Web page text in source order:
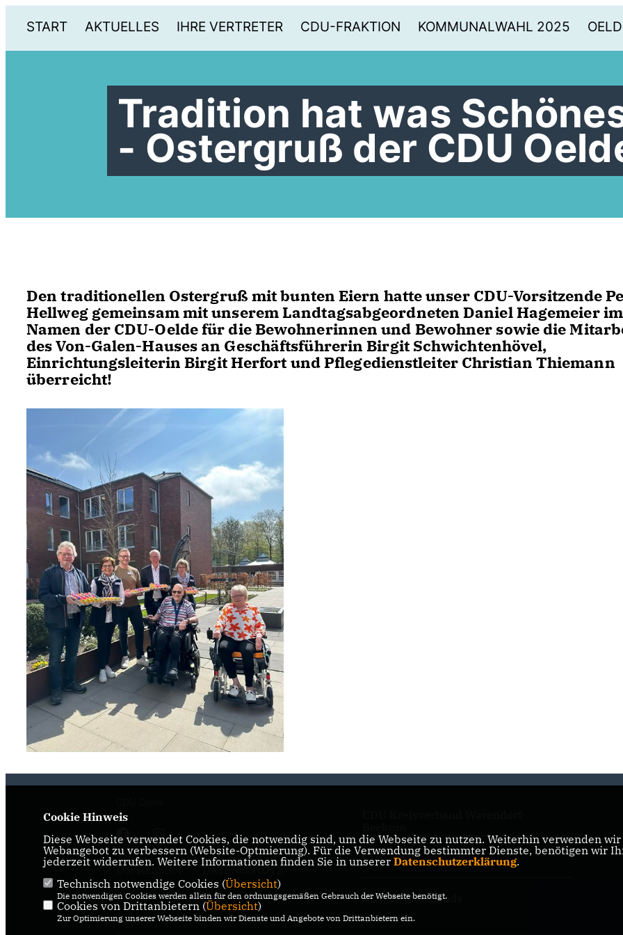
START AKTUELLES IHRE VERTRETER CDU-FRAKTION KOMMUNALWAHL 2025
Tradition hat was
- Ostergruß der CDU
Den traditionellen Ostergruß mit bunten Eiern hatte unser CDU-Vorsitzende
Hellweg gemeinsam mit unserem Landtagsabgeordneten Daniel Hagemeier im
Namen der CDU-Oelde für die Bewohnerinnen und Bewohner sowie die
des Von-Galen-Hauses an Geschäftsführerin Birgit Schwichtenhövel,
Einrichtungsleiterin Birgit Herfort und Pflegedienstleiter Christian Thiemann
überreicht!
IMPRESSUM
DATENSCHUTZ
KONTAKT
CDU NRW
CDU Deutschlands
Cookie Hinweis
Diese Webseite verwendet Cookies, die notwendig sind, um die Webseite zu nutzen. Weiterhin verwenden
Webangebot zu verbessern (Website-Optmierung). Für die Verwendung bestimmter Dienste, benötigen wir
jederzeit widerrufen. Weitere Informationen finden Sie in unserer Datenschutzerklärung.
Technisch notwendige Cookies (Übersicht)
Die notwendigen Cookies werden allein für den ordnungsgemäßen Gebrauch der Webseite benötigt.
Cookies von Drittanbietern (Übersicht)
Zur Optimierung unserer Webseite binden wir Dienste und Angebote von Drittanbietern ein.